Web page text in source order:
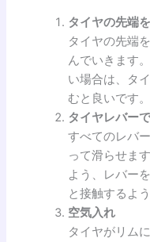
タイヤの先端
タイヤの先端
んでいきます
い場合は、タ
むと良いです。
タイヤレバー
すべてのレバ
って滑らせま
よう、レバー
と接触するよ
空気入れ
タイヤがリム